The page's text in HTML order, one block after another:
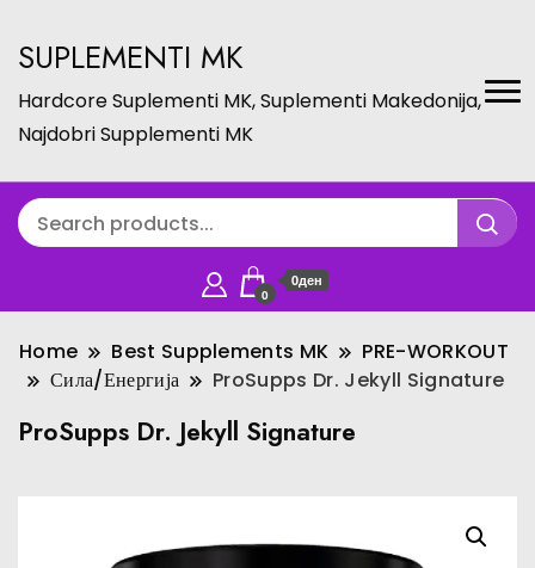
SUPLEMENTI MK
Hardcore Suplementi MK, Suplementi Makedonija,
Najdobri Supplementi MK
0
0ден
Home Best Supplements MK
PRE-WORKOUT
Сила/Енергија
ProSupps Dr. Jekyll Signature
ProSupps Dr. Jekyll Signature